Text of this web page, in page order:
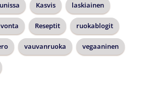
Kasvis laskiainen
Reseptit ruokablogit
vauvanruoka vegaaninen